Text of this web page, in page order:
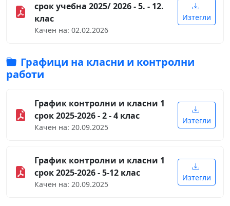
срок учебна 2025/ 2026 - 5. - 12.
клас
Качен на: 02.02.2026
Изтегли
Графици на класни и контролни
работи
График контролни и класни 1
срок 2025-2026 - 2 - 4 клас
Качен на: 20.09.2025
Изтегли
График контролни и класни 1
срок 2025-2026 - 5-12 клас
Качен на: 20.09.2025
Изтегли